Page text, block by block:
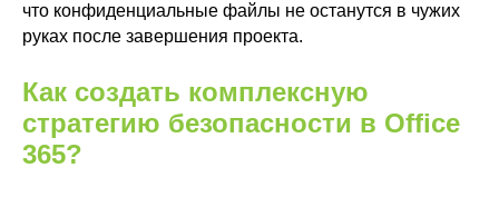
что конфиденциальные файлы не останутся в чужих
руках после завершения проекта.
Как создать комплексную
стратегию безопасности в Office
365?
Power BI
аналитика
Microsoft 365